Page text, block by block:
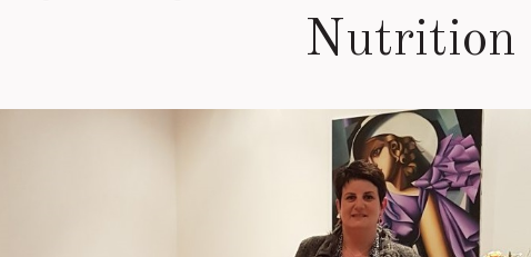
Nutrition